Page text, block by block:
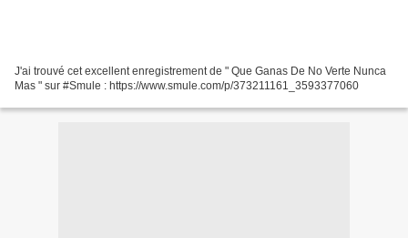
J'ai trouvé cet excellent enregistrement de " Que Ganas De No Verte Nunca
Mas " sur #Smule : https://www.smule.com/p/373211161_3593377060